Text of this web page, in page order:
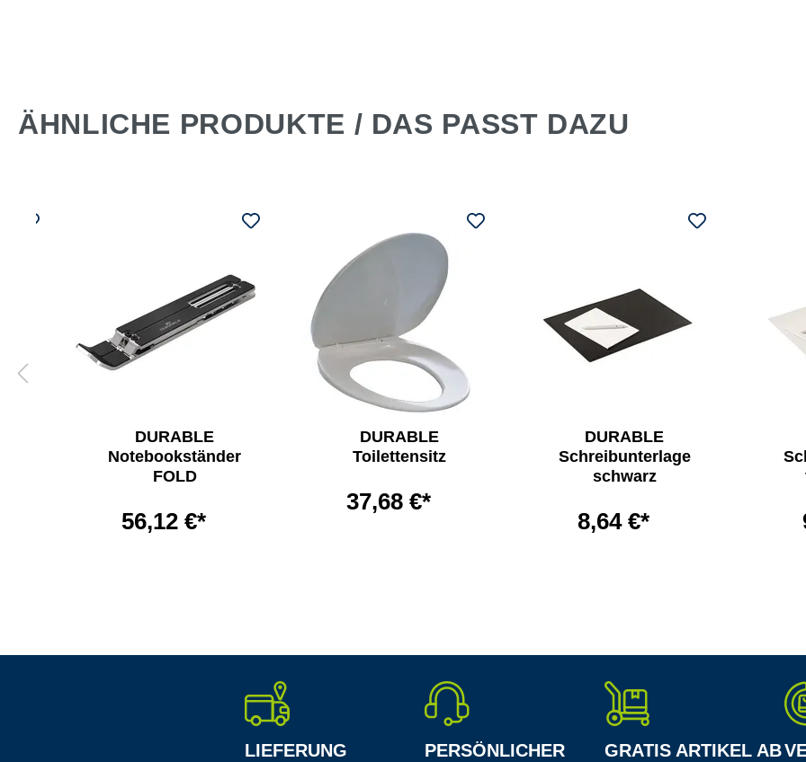
ÄHNLICHE PRODUKTE / DAS PASST DAZU
DURABLE
Notebookständer
FOLD
56,12 €*
DURABLE
Toilettensitz
37,68 €*
DURABLE
Schreibunterlage
schwarz
8,64 €*
LIEFERUNG
PERSÖNLICHER
GRATIS ARTIKEL AB